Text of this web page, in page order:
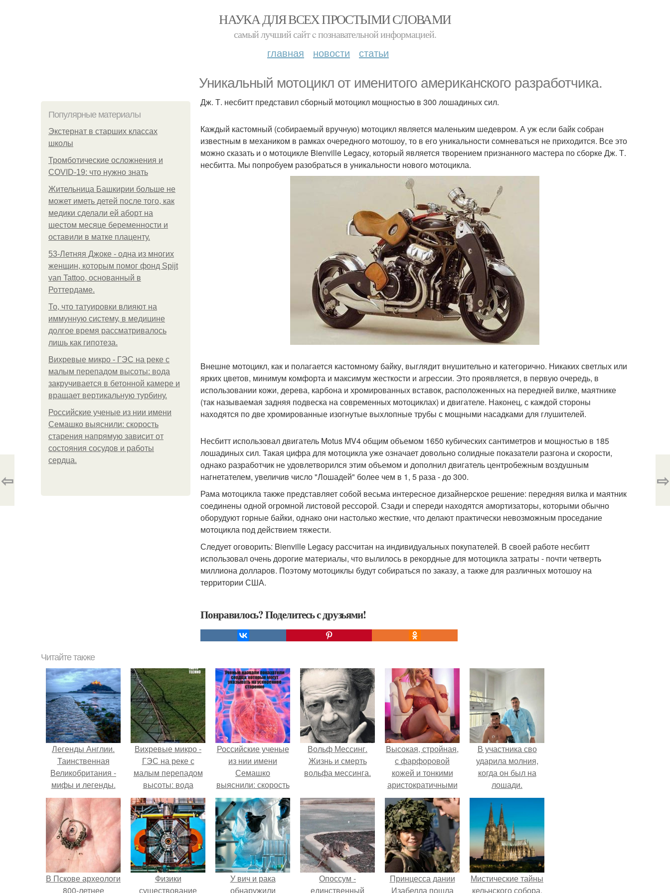
НАУКА ДЛЯ ВСЕХ ПРОСТЫМИ СЛОВАМИ
самый лучший сайт c познавательной информацией.
главная новости статьи
Уникальный мотоцикл от именитого американского разработчика.
Популярные материалы
Экстернат в старших классах
школы
Тромботические осложнения и
COVID-19: что нужно знать
Жительница Башкирии больше не
может иметь детей после того, как
медики сделали ей аборт на
шестом месяце беременности и
оставили в матке плаценту.
53-Летняя Джоке - одна из многих
женщин, которым помог фонд Spijt
van Tattoo, основанный в
Роттердаме.
То, что татуировки влияют на
иммунную систему, в медицине
долгое время рассматривалось
лишь как гипотеза.
Вихревые микро - ГЭС на реке с
малым перепадом высоты: вода
закручивается в бетонной камере и
вращает вертикальную турбину.
Российские ученые из нии имени
Семашко выяснили: скорость
старения напрямую зависит от
состояния сосудов и работы
сердца.
Дж. Т. несбитт представил сборный мотоцикл мощностью в 300 лошадиных сил.
Каждый кастомный (собираемый вручную) мотоцикл является маленьким шедевром. А уж если байк собран
известным в механиком в рамках очередного мотошоу, то в его уникальности сомневаться не приходится. Все это
можно сказать и о мотоцикле Bienville Legacy, который является творением признанного мастера по сборке Дж. Т.
несбитта. Мы попробуем разобраться в уникальности нового мотоцикла.
Внешне мотоцикл, как и полагается кастомному байку, выглядит внушительно и категорично. Никаких светлых или
ярких цветов, минимум комфорта и максимум жесткости и агрессии. Это проявляется, в первую очередь, в
использовании кожи, дерева, карбона и хромированных вставок, расположенных на передней вилке, маятнике
(так называемая задняя подвеска на современных мотоциклах) и двигателе. Наконец, с каждой стороны
находятся по две хромированные изогнутые выхлопные трубы с мощными насадками для глушителей.
Несбитт использовал двигатель Motus MV4 общим объемом 1650 кубических сантиметров и мощностью в 185
лошадиных сил. Такая цифра для мотоцикла уже означает довольно солидные показатели разгона и скорости,
однако разработчик не удовлетворился этим объемом и дополнил двигатель центробежным воздушным
нагнетателем, увеличив число "Лошадей" более чем в 1, 5 раза - до 300.
Рама мотоцикла также представляет собой весьма интересное дизайнерское решение: передняя вилка и маятник
соединены одной огромной листовой рессорой. Сзади и спереди находятся амортизаторы, которыми обычно
оборудуют горные байки, однако они настолько жесткие, что делают практически невозможным проседание
мотоцикла под действием тяжести.
Следует оговорить: Bienville Legacy рассчитан на индивидуальных покупателей. В своей работе несбитт
использовал очень дорогие материалы, что вылилось в рекордные для мотоцикла затраты - почти четверть
миллиона долларов. Поэтому мотоциклы будут собираться по заказу, а также для различных мотошоу на
территории США.
Понравилось? Поделитесь с друзьями!
⇦ ⇨
Читайте также
Легенды Англии.
Таинственная
Великобритания -
мифы и легенды.
Вихревые микро -
ГЭС на реке с
малым перепадом
высоты: вода
закручивается в
бетонной камере и
вращает
вертикальную
турбину.
Российские ученые
из нии имени
Семашко
выяснили: скорость
старения напрямую
зависит от
состояния сосудов
и работы сердца.
Вольф Мессинг.
Жизнь и смерть
вольфа мессинга.
Высокая, стройная,
с фарфоровой
кожей и тонкими
аристократичными
чертами, эль
выглядит так, будто
сошла с полотна
художника.
В участника сво
ударила молния,
когда он был на
лошади.
В Пскове археологи
800-летнее
Физики
существование
У вич и рака
обнаружили
Опоссум -
единственный
Принцесса дании
Изабелла пошла
Мистические тайны
кельнского собора.